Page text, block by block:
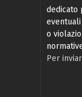
dedicato
o
Per